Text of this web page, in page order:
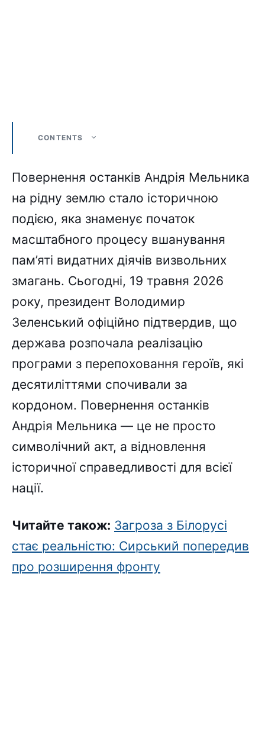
CONTENTS
Повернення останків Андрія Мельника
на рідну землю стало історичною
подією, яка знаменує початок
масштабного процесу вшанування
пам’яті видатних діячів визвольних
змагань. Сьогодні, 19 травня 2026
року, президент Володимир
Зеленський офіційно підтвердив, що
держава розпочала реалізацію
програми з перепоховання героїв, які
десятиліттями спочивали за
кордоном. Повернення останків
Андрія Мельника — це не просто
символічний акт, а відновлення
історичної справедливості для всієї
нації.
Читайте також: Загроза з Білорусі
стає реальністю: Сирський попередив
про розширення фронту